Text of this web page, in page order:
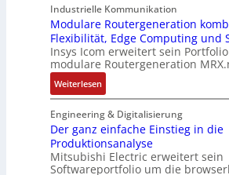
u
m
V
o
r
s
t
a
n
d
d
s
s
e
b
e
s
t
ä
t
i
g
e
u
n
g
l
t
i
t
u
r
n
-
K
i
t
t
e
L
a
s
e
r
t
r
i
a
s
I
T
-
R
ü
c
k
g
r
a
Industrielle Kommunikation
Modulare Routergeneration
Flexibilität, Edge Computing und
Insys Icom erweitert sein
modulare Routergeneration
Weiterlesen:
M
o
d
u
l
a
Engineering & Digitalisierung
Der ganz einfache Einstieg in die
Produktionsanalyse
Mitsubishi Electric erweitert sein
Softwareportfolio um die